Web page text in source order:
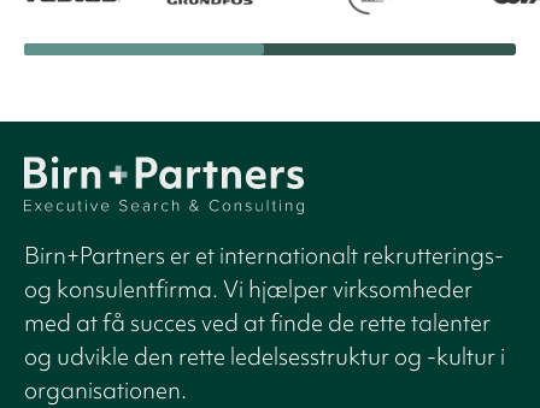
Birn+Partners er et internationalt rekrutterings-
og konsulentfirma. Vi hjælper virksomheder
med at få succes ved at finde de rette talenter
og udvikle den rette ledelsesstruktur og -kultur i
organisationen.